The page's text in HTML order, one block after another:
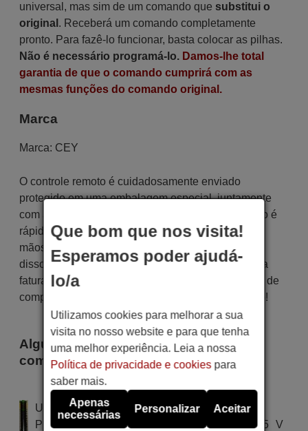
universal, mas sim de um comando que substitui o
original . Receberá um comando completamente
pronto. Para fazê-lo funcionar, basta colocar as pilhas.
Não é necessário programá-lo. Damos-lhe total
garantia de que o comando cumprirá com as
mesmas funções do comando original.
Marca
Marca: CEY
O controle remoto é cuidadosamente enviado
protegido em uma embalagem especial, juntamente
com as pilhas necessárias (se solicitadas). O envio é
rápido e seguro, garantindo que chegue às suas
mãos dentro do prazo de entrega indicado. Além
disso, você receberá a comodidade de receber sua
fatura diretamente em seu e-mail. Sua experiência de
compra será impecável desde o primeiro momento!
Alguns dos modelos que utilizam este
comando são
CEY P 550
Utiliza 2 pilhas do tipo AAA
Pilha alcalina tipo AA LR03 de tensão 1.5 V
Que bom que nos visita!
Esperamos poder ajudá-
lo/a
Utilizamos cookies para melhorar a sua
visita no nosso website e para que tenha
uma melhor experiência. Leia a nossa
Política de privacidade e cookiespara
saber mais.
Apenas
necessárias
Personalizar Aceitar